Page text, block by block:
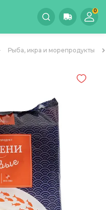
0
Рыба, икра и морепродукты